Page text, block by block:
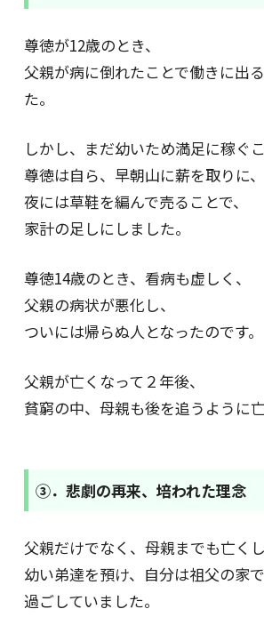
尊徳が12歳のとき、
父親が病に倒れたことで働きに出
た。
しかし、まだ幼いため満足に稼ぐ
尊徳は自ら、早朝山に薪を取りに、
夜には草鞋を編んで売ることで、
家計の足しにしました。
尊徳14歳のとき、看病も虚しく、
父親の病状が悪化し、
ついには帰らぬ人となったのです。
父親が亡くなって２年後、
貧窮の中、母親も後を追うように
③．悲劇の再来、培われた理念
父親だけでなく、母親までも亡くし
幼い弟達を預け、自分は祖父の家
過ごしていました。